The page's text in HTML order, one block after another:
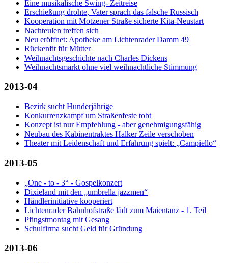
Eine musikalische Swing- Zeitreise
Erschießung drohte, Vater sprach das falsche Russisch
Kooperation mit Motzener Straße sicherte Kita-Neustart
Nachteulen treffen sich
Neu eröffnet: Apotheke am Lichtenrader Damm 49
Rückenfit für Mütter
Weihnachtsgeschichte nach Charles Dickens
Weihnachtsmarkt ohne viel weihnachtliche Stimmung
2013-04
Bezirk sucht Hunderjährige
Konkurrenzkampf um Straßenfeste tobt
Konzept ist nur Empfehlung - aber genehmigungsfähig
Neubau des Kabinentraktes Halker Zeile verschoben
Theater mit Leidenschaft und Erfahrung spielt: „Campiello“
2013-05
„One - to - 3“ - Gospelkonzert
Dixieland mit den „umbrella jazzmen“
Händlerinitiative kooperiert
Lichtenrader Bahnhofstraße lädt zum Maientanz - 1. Teil
Pfingstmontag mit Gesang
Schulfirma sucht Geld für Gründung
2013-06